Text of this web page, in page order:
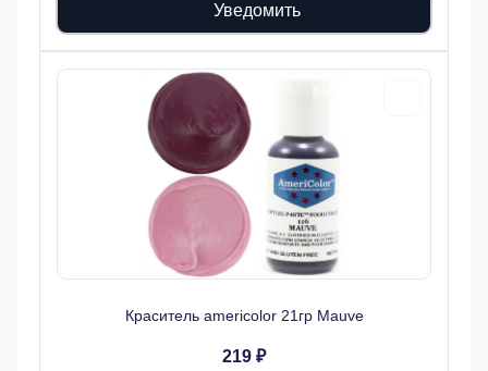
Уведомить
Краситель americolor 21гр Mauve
219 ₽